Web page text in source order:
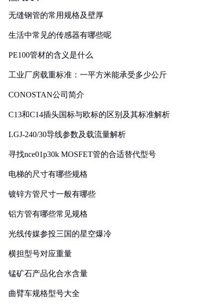
无缝钢管的常用规格及壁厚
生活中常见的传感器有哪些呢
PE100管材的含义是什么
工业厂房载重标准：一平方米能承受多少公斤
CONOSTAN公司简介
C13和C14插头国标与欧标的区别及其标准解析
LGJ-240/30导线参数及载流量解析
寻找nce01p30k MOSFET管的合适替代型号
电梯的尺寸有哪些规格
镀锌方管尺寸一般有哪些
铝方管有哪些常见规格
光线传媒参投三国的星空爆冷
横担型号对应重量
锰矿石产品化合水含量
曲臂车规格型号大全